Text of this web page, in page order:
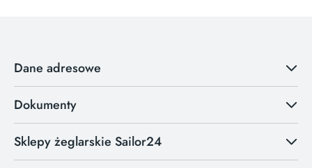
Dane adresowe
Dokumenty
Sklepy żeglarskie Sailor24